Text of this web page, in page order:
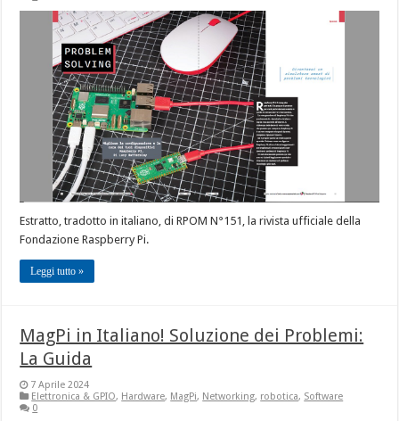
Estratto, tradotto in italiano, di RPOM N°151, la rivista ufficiale della
Fondazione Raspberry Pi.
Leggi tutto »
MagPi in Italiano! Soluzione dei Problemi:
La Guida
7 Aprile 2024
Elettronica & GPIO, Hardware, MagPi, Networking, robotica, Software
0